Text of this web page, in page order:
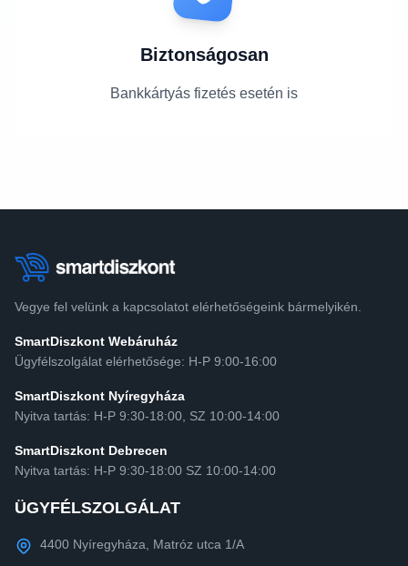
Biztonságosan
Bankkártyás fizetés esetén is
Vegye fel velünk a kapcsolatot elérhetőségeink bármelyikén.
SmartDiszkont Webáruház
Ügyfélszolgálat elérhetősége: H-P 9:00-16:00
SmartDiszkont Nyíregyháza
Nyitva tartás: H-P 9:30-18:00, SZ 10:00-14:00
SmartDiszkont Debrecen
Nyitva tartás: H-P 9:30-18:00 SZ 10:00-14:00
ÜGYFÉLSZOLGÁLAT
4400 Nyíregyháza, Matróz utca 1/A